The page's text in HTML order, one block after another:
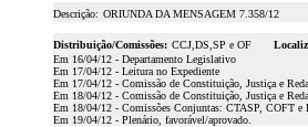
Descrição: ORIUNDA DA MENSAGEM 7.358/12
Distribuição/Comissões: CCJ,DS,SP e OF
Em 16/04/12 - Departamento Legislativo
Em 17/04/12 - Leitura no Expediente
Em 17/04/12 - Comissão de Constituição, Justiça e
Em 18/04/12 - Comissão de Constituição, Justiça e
Em 18/04/12 - Comissões Conjuntas: CTASP, COFT e
Em 19/04/12 - Plenário, favorável/aprovado.